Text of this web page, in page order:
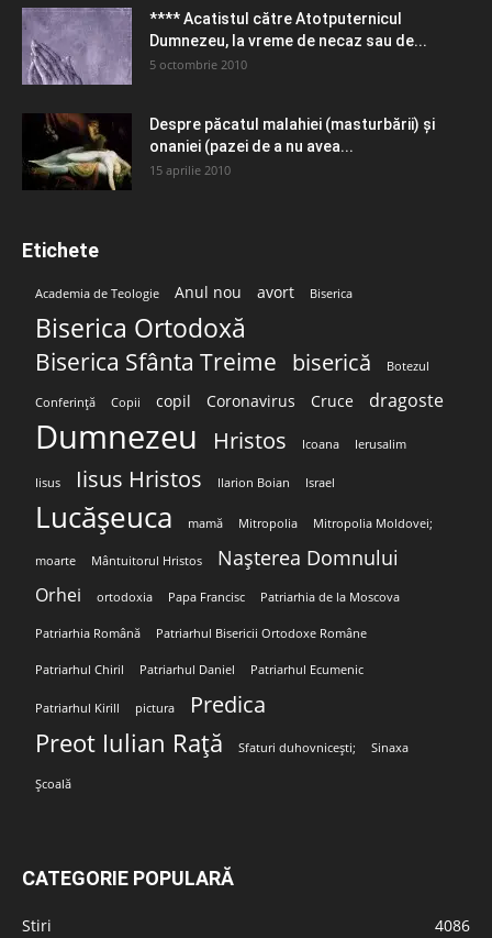
**** Acatistul către Atotputernicul
Dumnezeu, la vreme de necaz sau de...
5 octombrie 2010
Despre păcatul malahiei (masturbării) şi
onaniei (pazei de a nu avea...
15 aprilie 2010
Etichete
Academia de Teologie Anul nou avort Biserica
Biserica Ortodoxă
Biserica Sfânta Treime biserică Botezul
Conferință Copii copil Coronavirus Cruce dragoste
Dumnezeu Hristos Icoana Ierusalim
Iisus Iisus Hristos Ilarion Boian Israel
Lucășeuca mamă Mitropolia Mitropolia Moldovei;
moarte Mântuitorul Hristos Nașterea Domnului
Orhei ortodoxia Papa Francisc Patriarhia de la Moscova
Patriarhia Română Patriarhul Bisericii Ortodoxe Române
Patriarhul Chiril Patriarhul Daniel Patriarhul Ecumenic
Patriarhul Kirill pictura Predica
Preot Iulian Rață Sfaturi duhovnicești; Sinaxa
Școală
CATEGORIE POPULARĂ
Stiri
4086